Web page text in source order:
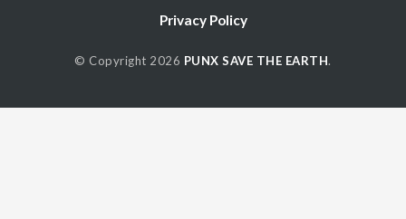
Privacy Policy
© Copyright 2026 PUNX SAVE THE EARTH.